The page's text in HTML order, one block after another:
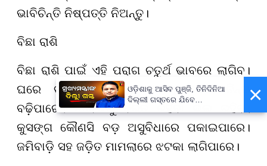
ଭାବିଚିନ୍ତି ନିଷ୍ପତ୍ତି ନିଅନ୍ତୁ।
ବିଛା ରାଶି
ବିଛା ରାଶି ପାଇଁ ଏହି ପରାଗ ଚତୁର୍ଥ ଭାବରେ ଲାଗିବ।
ଘରେ ବରିଷ୍ଠଙ୍କ ସ୍ବାସ୍ଥ୍ୟାକୁ ନେଇ ଚିନ୍ତା
ବଢ଼ିପାରେ। ନିବେଶରୁ ବିରତ ରହିବା ଭଲ ରହିବ।
କୁସଙ୍ଗ କୌଣସି ବଡ଼ ଅସୁବିଧାରେ ପକାଇପାରେ।
ଜମିବାଡ଼ି ସହ ଜଡ଼ିତ ମାମଲାରେ ଝଟକା ଲାଗିପାରେ।
×
ଓଡ଼ିଶାକୁ ଆସିବ ପୁଞ୍ଜି, ତିନିଦିନିଆ
ଦିଲ୍ଲୀ ଗସ୍ତରେ ଯିବେ